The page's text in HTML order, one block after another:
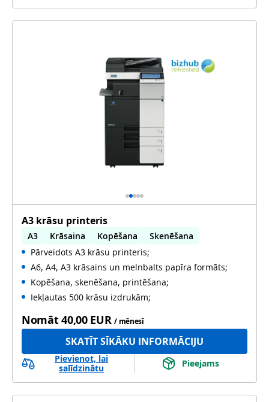
A3 krāsu printeris
A3 Krāsaina Kopēšana
Skenēšana
Automātiska abpusēja druka
Automātiska abpusēja skenēšana
Lietots
Pārveidots A3 krāsu printeris;
A6, A4, A3 krāsains un melnbalts papīra formāts;
Kopēšana, skenēšana, printēšana;
Iekļautas 500 krāsu izdrukām;
Nomāt40,00 EUR / mēnesī
SKATĪT SĪKĀKU INFORMĀCIJU
Pievienot, lai
salīdzinātu
Pieejams